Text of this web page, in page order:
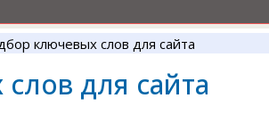
ключевых слов для сайта
для сайта